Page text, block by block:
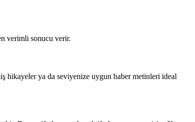
verimli sonucu verir.
hikayeler ya da seviyenize uygun haber metinleri ideal